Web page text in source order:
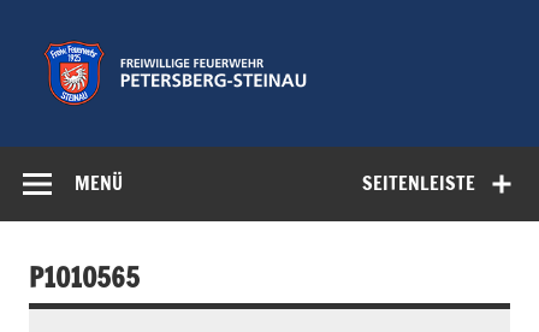
springen
Feuerwehr
Petersberg-
SEITENLEISTE
MENÜ
P1010565